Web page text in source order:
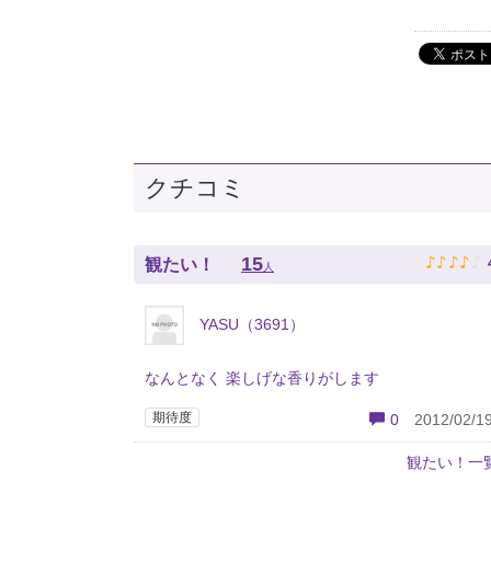
クチコミ
観たい！ 15 人 ♪ ♪ ♪ ♪ ♪
YASU（3691）
なんとなく 楽しげな香りがします
期待度 0 2012/02/
観たい！一